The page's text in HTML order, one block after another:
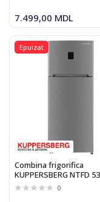
7.499,00 MDL
Epuizat
Combina frigorifica
KUPPERSBERG NTFD
0